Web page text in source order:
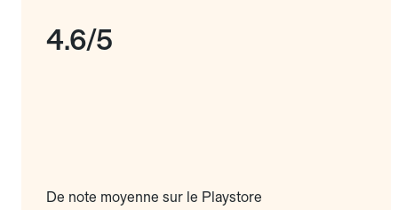
4.6/5
De note moyenne sur le Playstore